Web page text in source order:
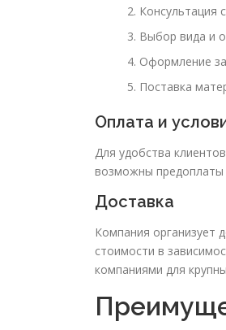
Консультация
Выбор вида и
Оформление
Поставка
Оплата и
Для удобства
возможны предоплаты
Доставка
Компания организует
стоимости в
компаниями для